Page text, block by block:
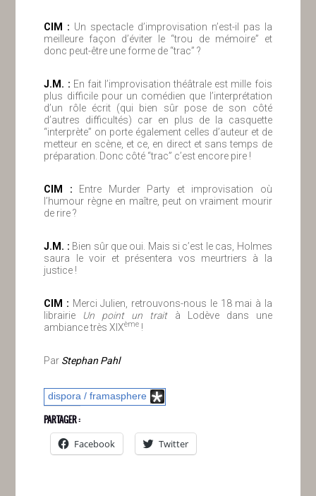
ClM : Un spectacle d’improvisation n’est-il pas la
meilleure façon d’éviter le “trou de mémoire” et
donc peut-être une forme de “trac” ?
J.M. : En fait l’improvisation théâtrale est mille fois
plus difficile pour un comédien que l’interprétation
d’un rôle écrit (qui bien sûr pose de son côté
d’autres difficultés) car en plus de la casquette
“interprète” on porte également celles d’auteur et de
metteur en scène, et ce, en direct et sans temps de
préparation. Donc côté “trac” c’est encore pire !
ClM : Entre Murder Party et improvisation où
l’humour règne en maître, peut on vraiment mourir
de rire ?
J.M. : Bien sûr que oui. Mais si c’est le cas, Holmes
saura le voir et présentera vos meurtriers à la
justice !
ClM : Merci Julien, retrouvons-nous le 18 mai à la
librairie Un point un traità Lodève dans une
ambiance très XIXème !
Par Stephan Pahl
dispora / framasphere
PARTAGER :
Facebook
Twitter